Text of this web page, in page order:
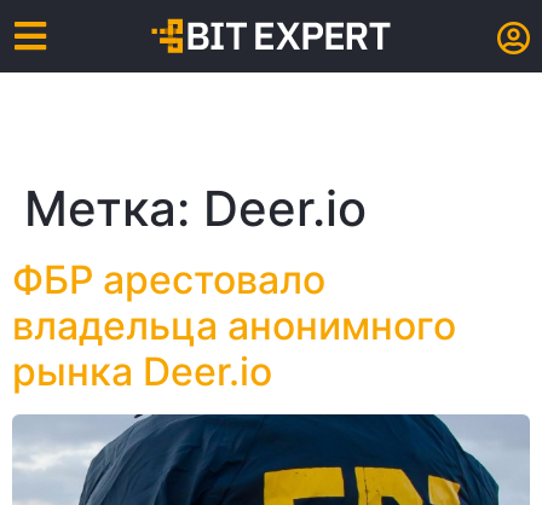
Метка: Deer.io
ФБР арестовало
владельца анонимного
рынка Deer.io